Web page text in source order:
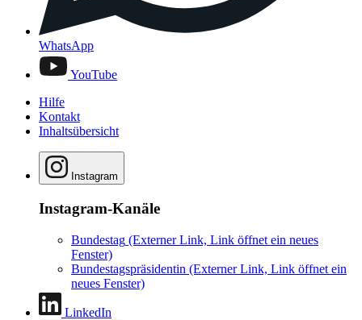
WhatsApp
YouTube
Hilfe
Kontakt
Inhaltsübersicht
Instagram
Instagram-Kanäle
Bundestag (Externer Link, Link öffnet ein neues
Fenster)
Bundestagspräsidentin (Externer Link, Link öffnet ein
neues Fenster)
LinkedIn